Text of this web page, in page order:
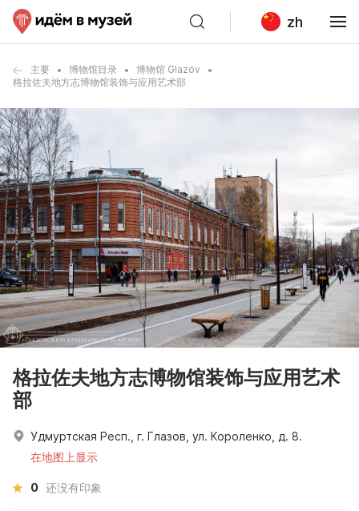
zh
主要 博物馆目录
博物馆 Glazov
格拉佐夫地方志博物馆装饰与应用艺术部
格拉佐夫地方志博物馆装饰与应用艺术
部
Удмуртская Респ., г. Глазов, ул. Короленко, д. 8.
在地图上显示
0 还没有印象